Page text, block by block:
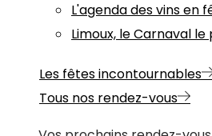
L'agenda des vins en
Limoux, le Carnaval
Les fêtes incontournables
Tous nos rendez-vous